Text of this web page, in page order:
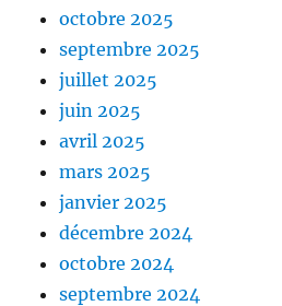
octobre 2025
septembre 2025
juillet 2025
juin 2025
avril 2025
mars 2025
janvier 2025
décembre 2024
octobre 2024
septembre 2024